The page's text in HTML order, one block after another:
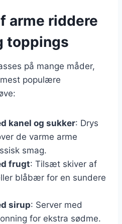
arme riddere
toppings
på mange måder,
populære
kanel og sukker: Drys
de varme arme
smag.
frugt: Tilsæt skiver af
blåbær for en sundere
sirup: Server med
for ekstra sødme.